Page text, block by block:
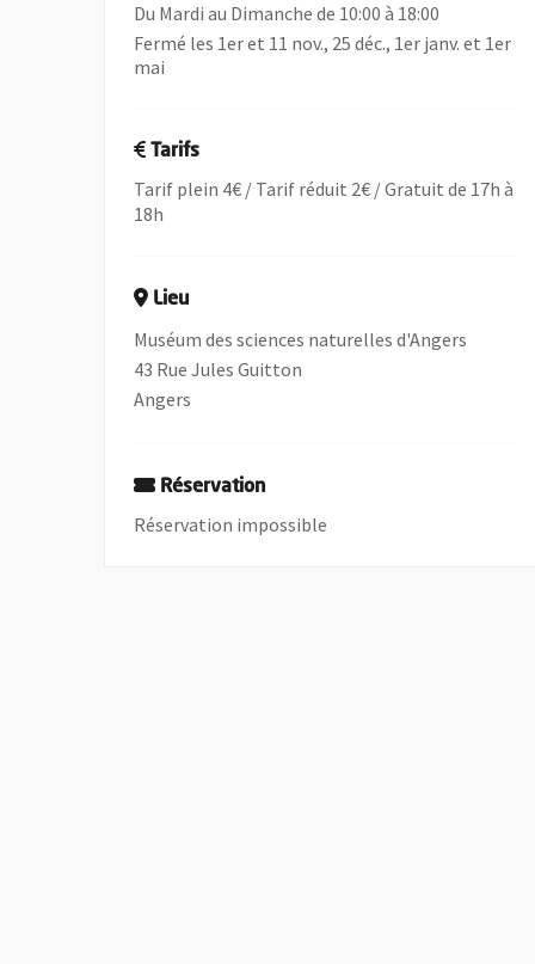
Du Mardi au Dimanche de 10:00 à 18:00
Fermé les 1er et 11 nov., 25 déc., 1er janv. et 1er
mai
Tarifs
Tarif plein 4€ / Tarif réduit 2€ / Gratuit de 17h à
18h
Lieu
Muséum des sciences naturelles d'Angers
43 Rue Jules Guitton
Angers
Réservation
Réservation impossible